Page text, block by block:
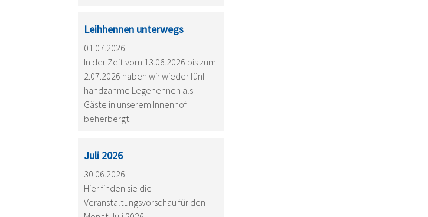
Leihhennen unterwegs
01.07.2026
In der Zeit vom 13.06.2026 bis zum
2.07.2026 haben wir wieder fünf
handzahme Legehennen als
Gäste in unserem Innenhof
beherbergt.
Juli 2026
30.06.2026
Hier finden sie die
Veranstaltungsvorschau für den